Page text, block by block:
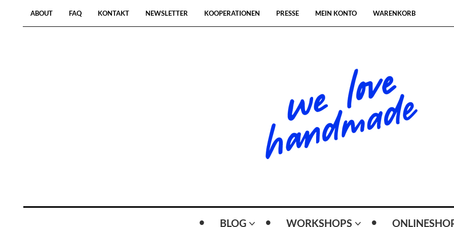
ABOUT FAQ KONTAKT NEWSLETTER KOOPERATIONEN PRESSE MEIN KONTO WARENKORB
BLOG WORKSHOPS